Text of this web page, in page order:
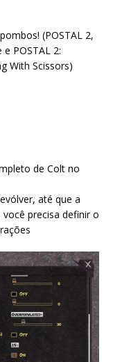
(POSTAL 2,
POSTAL 2:
With Scissors)
de Colt no
até que a
precisa definir o